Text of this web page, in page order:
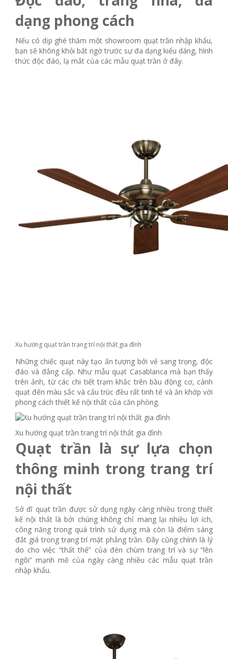
dạng phong cách
Nếu có dịp ghé thăm một showroom quạt trần nhập khẩu,
bạn sẽ không khỏi bất ngờ trước sự đa dạng kiểu dáng, hình
thức độc đáo, lạ mắt của các mẫu quạt trần ở đây.
Xu hướng quạt trần trang trí nội thất gia đình
Những chiếc quạt này tạo ấn tượng bởi vẻ sang trọng, độc
đáo và đẳng cấp. Như mẫu quạt Casablanca mà bạn thấy
trên ảnh, từ các chi tiết trạm khắc trên bầu động cơ, cánh
quạt đến màu sắc và cấu trúc đều rất tinh tế và ăn khớp với
phong cách thiết kế nội thất của căn phòng.
Xu hướng quạt trần trang trí nội thất gia đình
Quạt trần là sự lựa chọn
thông minh trong trang trí
nội thất
Sở dĩ quạt trần được sử dụng ngày càng nhiều trong thiết
kế nội thất là bởi chúng không chỉ mang lại nhiều lợi ích,
công năng trong quá trình sử dụng mà còn là điểm sáng
đắt giá trong trang trí mặt phẳng trần. Đây cũng chính là lý
do cho việc “thất thế” của đèn chùm trang trí và sự “lên
ngôi” mạnh mẽ của ngày càng nhiều các mẫu quạt trần
nhập khẩu.